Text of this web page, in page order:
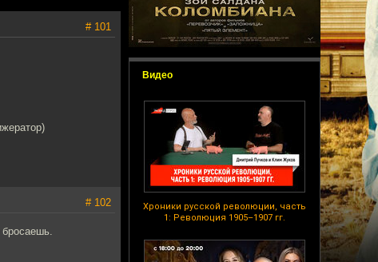
Видео
Хроники русской революции, часть
1: Революция 1905–1907 гг.
# 101
# 102